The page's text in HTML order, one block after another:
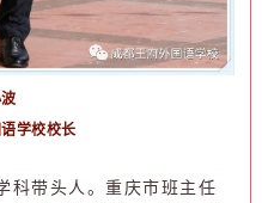
学校校长
科带头人。重庆市班主任